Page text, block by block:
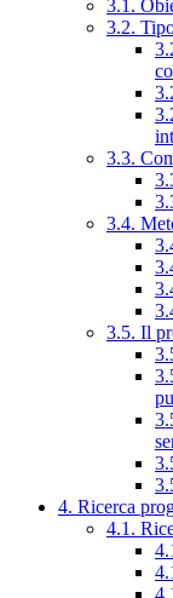
3.1.
3.2.
3.3.
3.4.
3.5. Il
4. Ricerca
4.1.